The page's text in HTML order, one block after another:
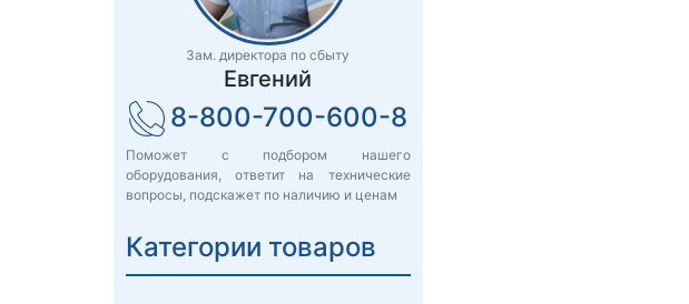
Зам. директора по сбыту
Евгений
8-800-700-600-8
Поможет с подбором нашего
оборудования, ответит на технические
вопросы, подскажет по наличию и ценам
Категории товаров